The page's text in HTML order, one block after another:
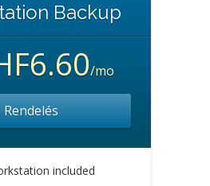
Backup
/mo
Rendelés
included